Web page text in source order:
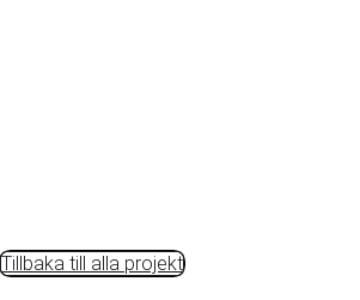
Tillbaka till alla projekt